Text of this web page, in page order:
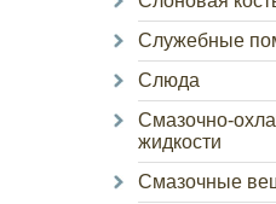
Служебные
Слюда
Смазочно-
жидкости
Смазочные